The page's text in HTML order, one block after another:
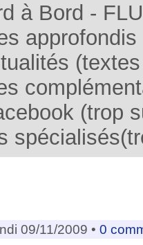
à Bord -
(trop
09/11/2009 • 0